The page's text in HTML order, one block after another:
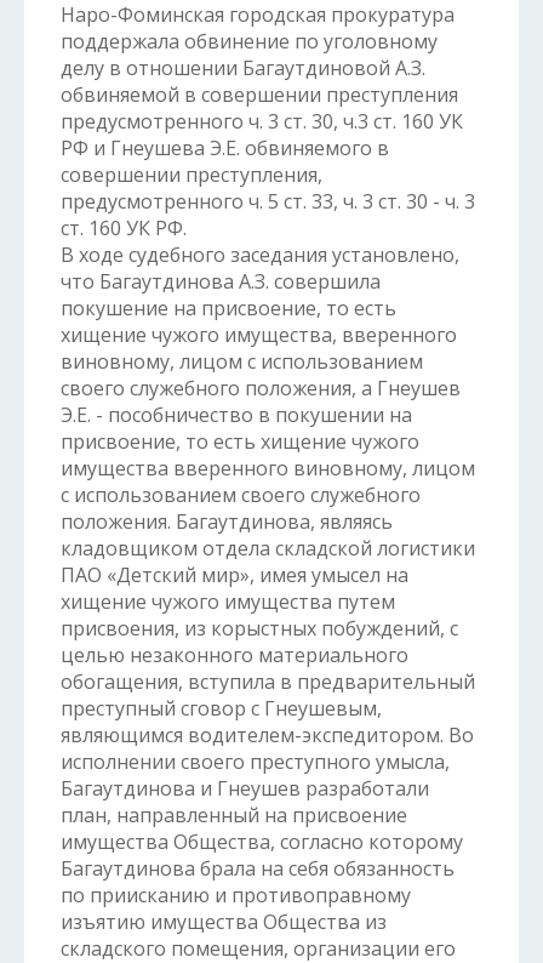
Наро-Фоминская городская прокуратура
поддержала обвинение по уголовному
делу в отношении Багаутдиновой А.З.
обвиняемой в совершении преступления
предусмотренного ч. 3 ст. 30, ч.3 ст. 160 УК
РФ и Гнеушева Э.Е. обвиняемого в
совершении преступления,
предусмотренного ч. 5 ст. 33, ч. 3 ст. 30 - ч. 3
ст. 160 УК РФ.
В ходе судебного заседания установлено,
что Багаутдинова А.З. совершила
покушение на присвоение, то есть
хищение чужого имущества, вверенного
виновному, лицом с использованием
своего служебного положения, а Гнеушев
Э.Е. - пособничество в покушении на
присвоение, то есть хищение чужого
имущества вверенного виновному, лицом
с использованием своего служебного
положения. Багаутдинова, являясь
кладовщиком отдела складской логистики
ПАО «Детский мир», имея умысел на
хищение чужого имущества путем
присвоения, из корыстных побуждений, с
целью незаконного материального
обогащения, вступила в предварительный
преступный сговор с Гнеушевым,
являющимся водителем-экспедитором. Во
исполнении своего преступного умысла,
Багаутдинова и Гнеушев разработали
план, направленный на присвоение
имущества Общества, согласно которому
Багаутдинова брала на себя обязанность
по приисканию и противоправному
изъятию имущества Общества из
складского помещения, организации его